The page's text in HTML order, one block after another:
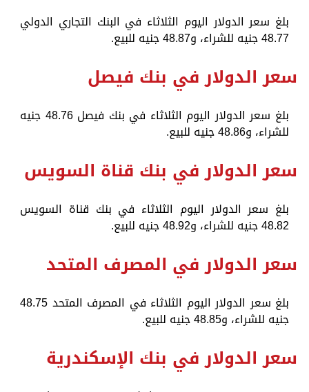
بلغ سعر الدولار اليوم الثلاثاء في البنك التجاري الدولي
48.77 جنيه للشراء، و48.87 جنيه للبيع.
سعر الدولار في بنك فيصل
بلغ سعر الدولار اليوم الثلاثاء في بنك فيصل 48.76 جنيه
للشراء، و48.86 جنيه للبيع.
سعر الدولار في بنك قناة السويس
بلغ سعر الدولار اليوم الثلاثاء في بنك قناة السويس
48.82 جنيه للشراء، و48.92 جنيه للبيع.
سعر الدولار في المصرف المتحد
بلغ سعر الدولار اليوم الثلاثاء في المصرف المتحد 48.75
جنيه للشراء، و48.85 جنيه للبيع.
سعر الدولار في بنك الإسكندرية